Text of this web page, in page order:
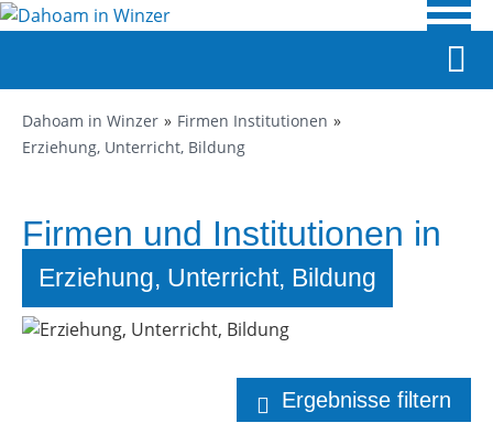
Dahoam in Winzer
Firmen Institutionen
Erziehung, Unterricht, Bildung
Firmen und Institutionen in
Winzer
Erziehung, Unterricht, Bildung
Ergebnisse filtern